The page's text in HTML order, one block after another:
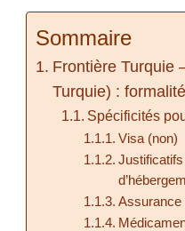
Sommaire
Frontière Turquie
Turquie) :
Spécificités
Visa (non)
Assurance